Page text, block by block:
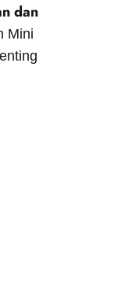
dan
Mini